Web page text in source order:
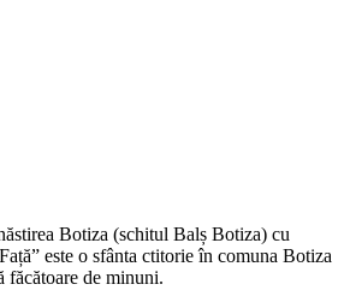
Botiza (schitul Balș Botiza) cu
este o sfânta ctitorie în comuna Botiza
făcătoare de minuni.